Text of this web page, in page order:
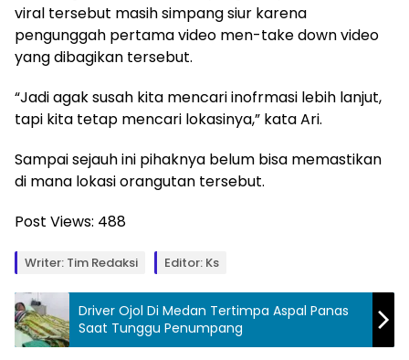
viral tersebut masih simpang siur karena
pengunggah pertama video men-take down video
yang dibagikan tersebut.
“Jadi agak susah kita mencari inofrmasi lebih lanjut,
tapi kita tetap mencari lokasinya,” kata Ari.
Sampai sejauh ini pihaknya belum bisa memastikan
di mana lokasi orangutan tersebut.
Post Views: 488
Writer: Tim Redaksi Editor: Ks
Driver Ojol Di Medan Tertimpa Aspal Panas
Saat Tunggu Penumpang